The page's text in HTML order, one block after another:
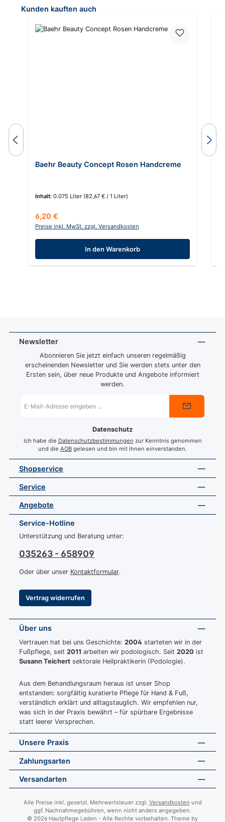
Produktgalerie überspringen
Kunden kauften auch
Baehr Beauty Concept Rosen Handcreme
Inhalt: 0.075 Liter (82,67 € / 1 Liter)
Regulärer Preis:
6,20 €
Preise inkl. MwSt. zzgl. Versandkosten
In den Warenkorb
Newsletter
Abonnieren Sie jetzt einfach unseren regelmäßig
erscheinenden Newsletter und Sie werden stets unter den
Ersten sein, über neue Produkte und Angebote informiert
werden.
Mail-
Datenschutz
Ich habe die Datenschutzbestimmungen zur Kenntnis genommen
und die AGB gelesen und bin mit ihnen einverstanden.
Shopservice
Service
Angebote
Service-Hotline
Unterstützung und Beratung unter:
035263 - 658909
Oder über unser Kontaktformular.
Vertrag widerrufen
Über uns
Vertrauen hat bei uns Geschichte: 2004 starteten wir in der
Fußpflege, seit 2011 arbeiten wir podologisch. Seit 2020 ist
Susann Teichert sektorale Heilpraktikerin (Podologie).
Aus dem Behandlungsraum heraus ist unser Shop
entstanden: sorgfältig kuratierte Pflege für Hand & Fuß,
verständlich erklärt und alltagstauglich. Wir empfehlen nur,
was sich in der Praxis bewährt – für spürbare Ergebnisse
statt leerer Versprechen.
Unsere Praxis
Zahlungsarten
Versandarten
Alle Preise inkl. gesetzl. Mehrwertsteuer zzgl. Versandkosten und
ggf. Nachnahmegebühren, wenn nicht anders angegeben.
© 2026 Hautpflege Laden - Alle Rechte vorbehalten. Theme by